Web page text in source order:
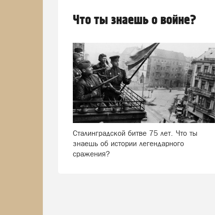
Что ты знаешь о войне?
Сталинградской битве 75 лет. Что ты
знаешь об истории легендарного
сражения?